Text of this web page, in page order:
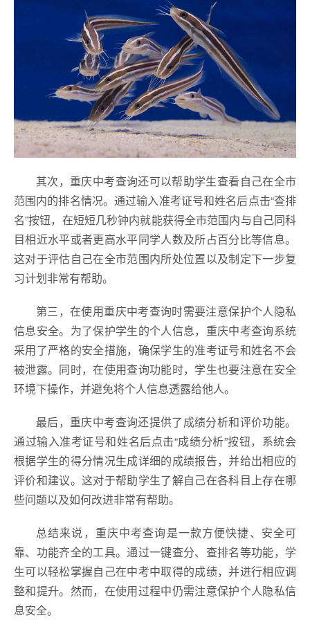
其次，重庆中考查询还可以帮助学生查看自己在全市
范围内的排名情况。通过输入准考证号和姓名后点击“查排
名”按钮，在短短几秒钟内就能获得全市范围内与自己同科
目相近水平或者更高水平同学人数及所占百分比等信息。
这对于评估自己在全市范围内所处位置以及制定下一步复
习计划非常有帮助。
第三，在使用重庆中考查询时需要注意保护个人隐私
信息安全。为了保护学生的个人信息，重庆中考查询系统
采用了严格的安全措施，确保学生的准考证号和姓名不会
被泄露。同时，在使用查询功能时，学生也要注意在安全
环境下操作，并避免将个人信息透露给他人。
最后，重庆中考查询还提供了成绩分析和评价功能。
通过输入准考证号和姓名后点击“成绩分析”按钮，系统会
根据学生的得分情况生成详细的成绩报告，并给出相应的
评价和建议。这对于帮助学生了解自己在各科目上存在哪
些问题以及如何改进非常有帮助。
总结来说，重庆中考查询是一款方便快捷、安全可
靠、功能齐全的工具。通过一键查分、查排名等功能，学
生可以轻松掌握自己在中考中取得的成绩，并进行相应调
整和提升。然而，在使用过程中仍需注意保护个人隐私信
息安全。